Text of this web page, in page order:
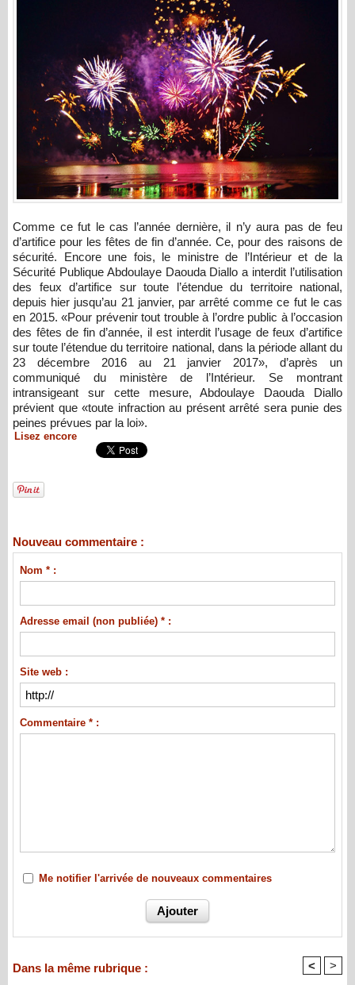
Comme ce fut le cas l’année dernière, il n’y aura pas de feu
d’artifice pour les fêtes de fin d’année. Ce, pour des raisons de
sécurité. Encore une fois, le ministre de l’Intérieur et de la
Sécurité Publique Abdoulaye Daouda Diallo a interdit l’utilisation
des feux d’artifice sur toute l’étendue du territoire national,
depuis hier jusqu’au 21 janvier, par arrêté comme ce fut le cas
en 2015. «Pour prévenir tout trouble à l’ordre public à l’occasion
des fêtes de fin d’année, il est interdit l’usage de feux d’artifice
sur toute l’étendue du territoire national, dans la période allant du
23 décembre 2016 au 21 janvier 2017», d’après un
communiqué du ministère de l’Intérieur. Se montrant
intransigeant sur cette mesure, Abdoulaye Daouda Diallo
prévient que «toute infraction au présent arrêté sera punie des
peines prévues par la loi».
Lisez encore
Nouveau commentaire :
Nom * :
Adresse email (non publiée) * :
Site web :
Commentaire * :
Me notifier l'arrivée de nouveaux commentaires
Dans la même rubrique : < >